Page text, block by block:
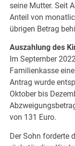
seine Mutter. Seit
Anteil von
übrigen Betrag
Auszahlung des
Im September
Familienkasse
Antrag wurde
Oktober bis
von 131 Euro.
Der Sohn forderte